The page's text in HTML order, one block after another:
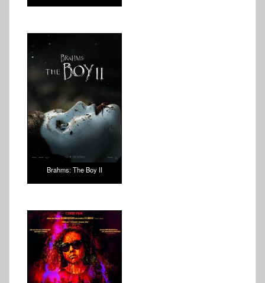
Brahms: The Boy II